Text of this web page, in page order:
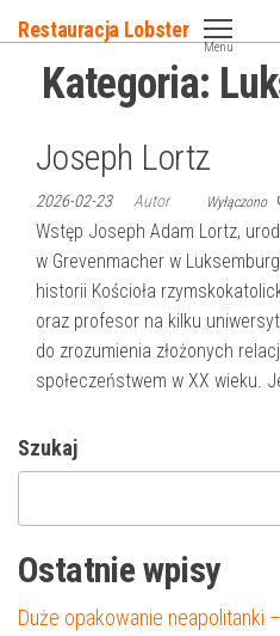
do
Restauracja Lobster
Menu
Kategoria:
Joseph Lortz
2026-02-23 Autor Wyłączono
Wstęp Joseph Adam Lortz,
w Grevenmacher w
historii Kościoła
oraz profesor na kilku
do zrozumienia złożonych
społeczeństwem w XX wieku.
Szukaj
Ostatnie wpisy
Duże opakowanie neapolitanki